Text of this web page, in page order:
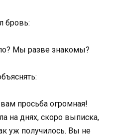
бровь:
Мы разве знакомы?
просьба огромная!
на днях, скоро выписка,
уж получилось. Вы не